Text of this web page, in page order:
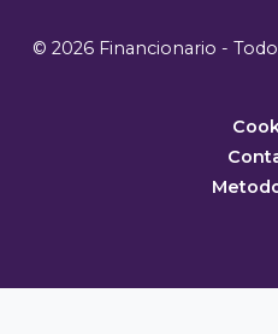
© 2026 Financionario -